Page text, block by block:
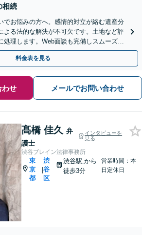
相続
でお悩みの方へ。感情的対立が絡む遺産分
よる法的な解決が不可欠です。土地など評
処理します。Web面談も完備しスムーズな
料金表を見る
わせ メールでお問い合わせ
髙橋 佳久 弁
護士
インタビューを
見る
渋谷ブレイン法律事務所
東
京
都
|
渋
谷
区
渋谷駅から
徒歩3分
営業時間：本
日定休日